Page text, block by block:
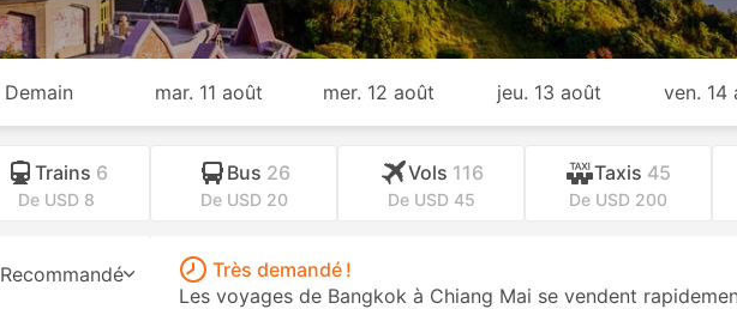
Demain mar. 11 août mer. 12 août jeu. 13 août ven. 14
Trains 6
De USD 8
Bus 26
De USD 20
Vols 116
De USD 45
Taxis 45
De USD 200
Recommandé
Très demandé !
Les voyages de Bangkok à Chiang Mai se vendent